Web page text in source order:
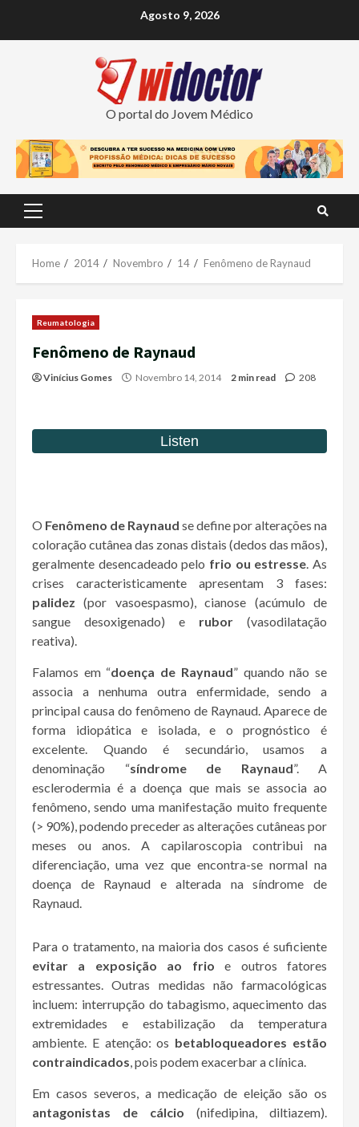
Agosto 9, 2026
O portal do Jovem Médico
Primary
Home 2014 Novembro 14 Fenômeno de Raynaud
Reumatologia
Fenômeno de Raynaud
Vinícius Gomes Novembro 14, 2014 2 min read 208
O Fenômeno de Raynaud se define por alterações na
coloração cutânea das zonas distais (dedos das mãos),
geralmente desencadeado pelo frio ou estresse. As
crises caracteristicamente apresentam 3 fases:
palidez(por vasoespasmo), cianose (acúmulo de
sangue desoxigenado) e rubor (vasodilatação
reativa).
Falamos em “doença de Raynaud” quando não se
associa a nenhuma outra enfermidade, sendo a
principal causa do fenômeno de Raynaud. Aparece de
forma idiopática e isolada, e o prognóstico é
excelente. Quando é secundário, usamos a
denominação “síndrome de Raynaud”. A
esclerodermia é a doença que mais se associa ao
fenômeno, sendo uma manifestação muito frequente
(> 90%), podendo preceder as alterações cutâneas por
meses ou anos. A capilaroscopia contribui na
diferenciação, uma vez que encontra-se normal na
doença de Raynaud e alterada na síndrome de
Raynaud.
Para o tratamento, na maioria dos casos é suficiente
evitar a exposição ao frio e outros fatores
estressantes. Outras medidas não farmacológicas
incluem: interrupção do tabagismo, aquecimento das
extremidades e estabilização da temperatura
ambiente. E atenção: os betabloqueadores estão
contraindicados, pois podem exacerbar a clínica.
Em casos severos, a medicação de eleição são os
antagonistas de cálcio (nifedipina, diltiazem).